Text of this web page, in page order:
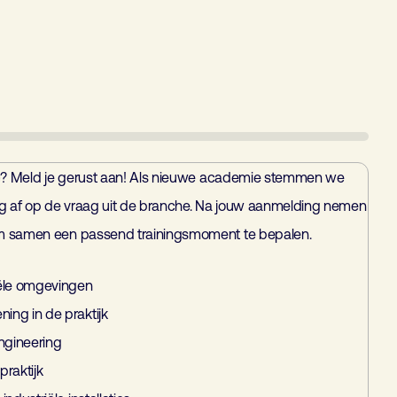
Meld je gerust aan! Als nieuwe academie stemmen we
af op de vraag uit de branche. Na jouw aanmelding nemen
samen een passend trainingsmoment te bepalen.
omgevingen
in de praktijk